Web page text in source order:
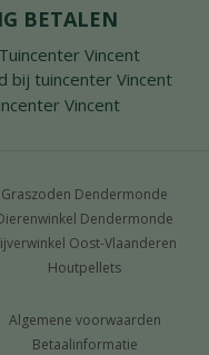
BETALEN
Graszoden Dendermonde
Dendermonde
Oost-Vlaanderen
Houtpellets
Algemene voorwaarden
Betaalinformatie